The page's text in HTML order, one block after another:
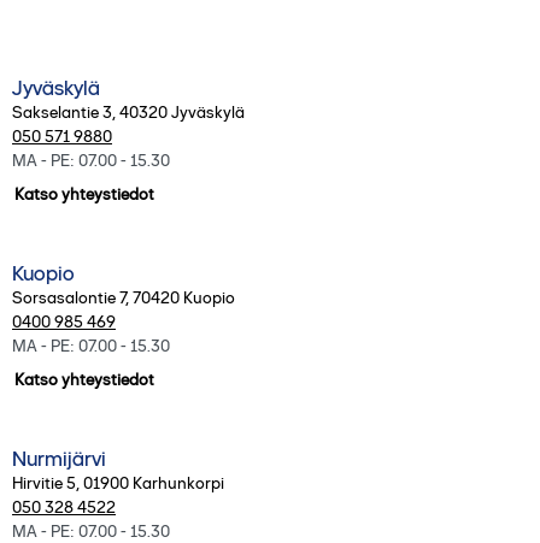
Jyväskylä
Sakselantie 3,40320Jyväskylä
050 571 9880
MA - PE: 07.00 - 15.30
Katso yhteystiedot
Kuopio
Sorsasalontie 7,70420 Kuopio
0400 985 469
MA - PE: 07.00 - 15.30
Katso yhteystiedot
Nurmijärvi
Hirvitie 5,01900 Karhunkorpi
050 328 4522
MA - PE: 07.00 - 15.30